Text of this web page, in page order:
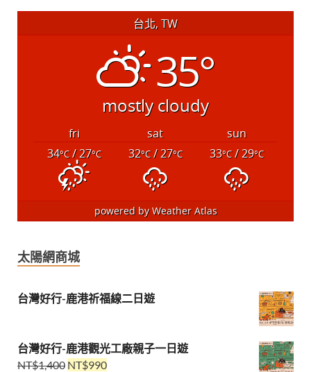
台北, TW
35°
mostly cloudy
fri sat
sun
34°C/ 27°C 32°C/ 27°C 33°C/ 29°C
powered byWeather Atlas
太陽網商城
台灣好行-鹿港祈福線二日遊
台灣好行-鹿港觀光工廠親子一日遊
NT$1,400 NT$990